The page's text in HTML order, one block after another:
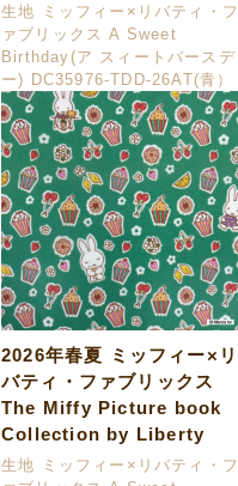
生地 ミッフィー×リバティ・フ
ァブリックス A Sweet
Birthday(ア スィートバースデ
ー) DC35976-TDD-26AT(青）
2026年春夏 ミッフィー×リ
バティ・ファブリックス
The Miffy Picture book
Collection by Liberty
生地 ミッフィー×リバティ・フ